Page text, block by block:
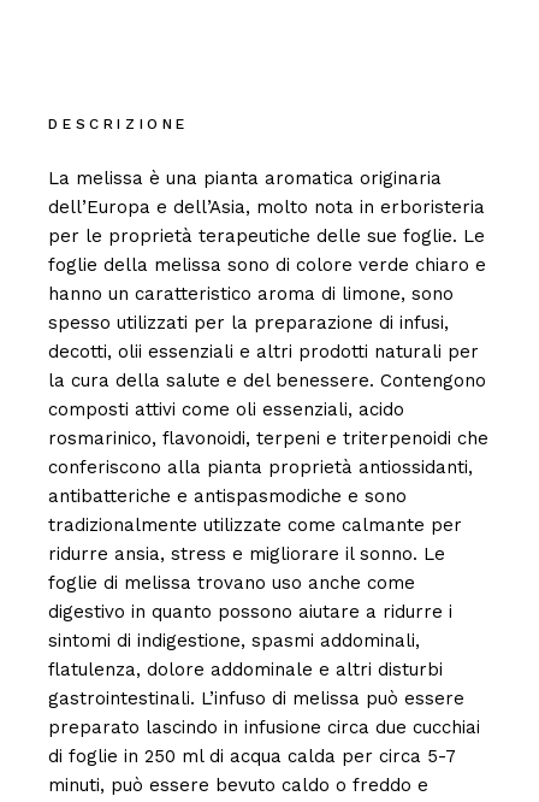
DESCRIZIONE
La melissa è una pianta aromatica originaria
dell’Europa e dell’Asia, molto nota in erboristeria
per le proprietà terapeutiche delle sue foglie. Le
foglie della melissa sono di colore verde chiaro e
hanno un caratteristico aroma di limone, sono
spesso utilizzati per la preparazione di infusi,
decotti, olii essenziali e altri prodotti naturali per
la cura della salute e del benessere. Contengono
composti attivi come oli essenziali, acido
rosmarinico, flavonoidi, terpeni e triterpenoidi che
conferiscono alla pianta proprietà antiossidanti,
antibatteriche e antispasmodiche e sono
tradizionalmente utilizzate come calmante per
ridurre ansia, stress e migliorare il sonno. Le
foglie di melissa trovano uso anche come
digestivo in quanto possono aiutare a ridurre i
sintomi di indigestione, spasmi addominali,
flatulenza, dolore addominale e altri disturbi
gastrointestinali. L’infuso di melissa può essere
preparato lascindo in infusione circa due cucchiai
di foglie in 250 ml di acqua calda per circa 5-7
minuti, può essere bevuto caldo o freddo e